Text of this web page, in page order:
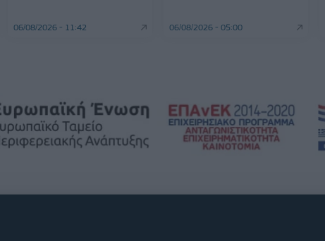
06/08/2026 - 11:42 06/08/2026 - 05:00